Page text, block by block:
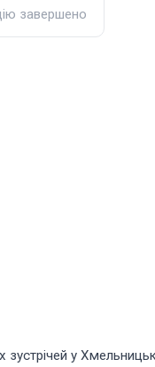
завершено
у